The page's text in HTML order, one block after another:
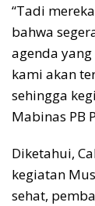
“Tadi
bahwa
agenda
kami akan
sehingga
Mabinas PB
Diketahui,
kegiatan
sehat,